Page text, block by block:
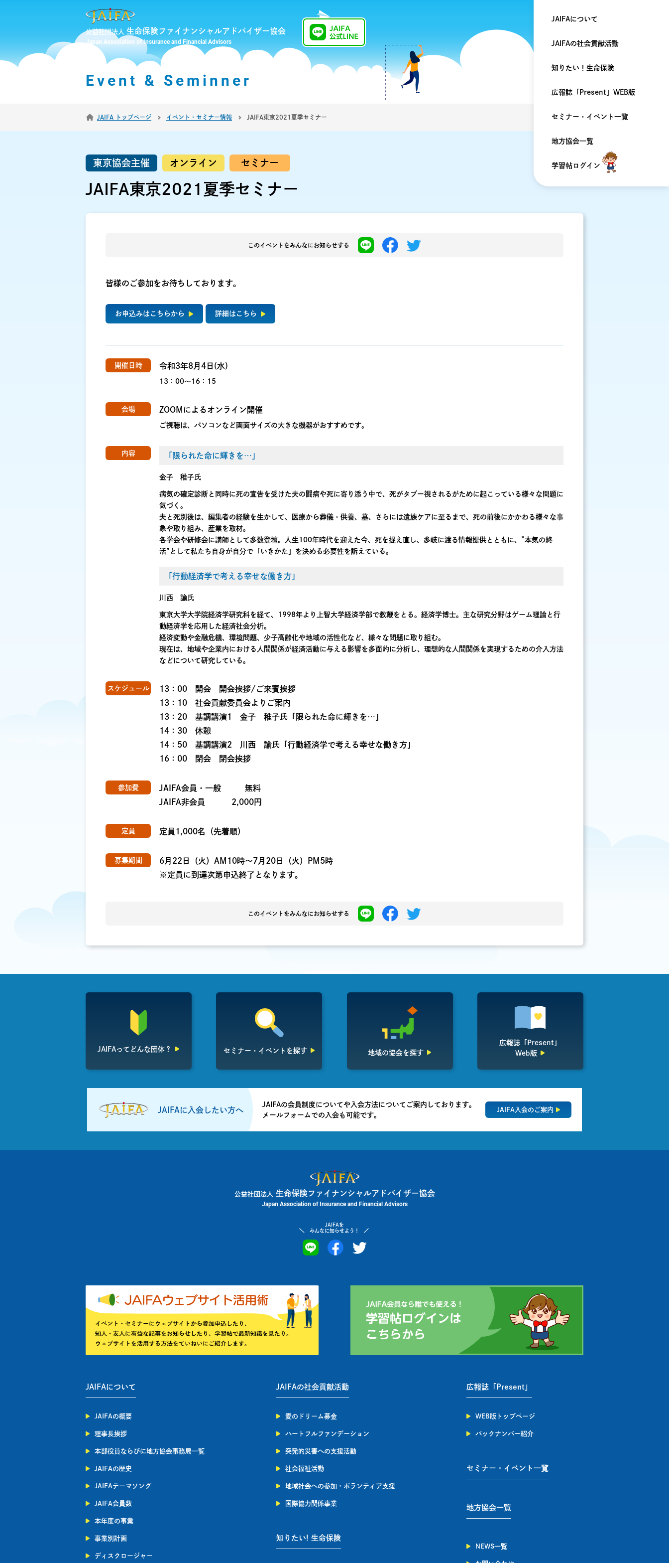
JAIFAについて
JAIFAの社会貢献活動
知りたい！ 生命保険
広報誌「Present」 WEB版
セミナー・ イベント一覧
地方協会一覧
学習帖ログイン
公益社団法人 生命保険ファイナンシャルアドバイザー協会
Japan Association of Insurance and Financial Advisors
Event & Seminner
JAIFA トップページ イベント・セミナー情報 JAIFA東京2021夏季セミナー
東京協会主催 オンライン セミナー
JAIFA東京2021夏季セミナー
このイベントをみんなにお知らせする
皆様のご参加をお待ちしております。
お申込みはこちらから 詳細はこちら
開催日時 令和3年8月4日(水)
13：00～16：15
会場 ZOOMによるオンライン開催
ご視聴は、パソコンなど画面サイズの大きな機器がおすすめです。
内容 「限られた命に輝きを…」
金子 稚子氏
病気の確定診断と同時に死の宣告を受けた夫の闘病や死に寄り添う中で、死がタブー視されるがために起こっている様々な問題に
気づく。
夫と死別後は、編集者の経験を生かして、医療から葬儀・供養、墓、さらには遺族ケアに至るまで、死の前後にかかわる様々な事
象や取り組み、産業を取材。
各学会や研修会に講師として多数登壇。人生100年時代を迎えた今、死を捉え直し、多岐に渡る情報提供とともに、”本気の終
活”として私たち自身が自分で「いきかた」を決める必要性を訴えている。
「行動経済学で考える幸せな働き方」
川西 諭氏
東京大学大学院経済学研究科を経て、1998年より上智大学経済学部で教鞭をとる。経済学博士。主な研究分野はゲーム理論と行
動経済学を応用した経済社会分析。
経済変動や金融危機、環境問題、少子高齢化や地域の活性化など、様々な問題に取り組む。
現在は、地域や企業内における人間関係が経済活動に与える影響を多面的に分析し、理想的な人間関係を実現するための介入方法
などについて研究している。
スケジュール
13：00 開会 開会挨拶/ご来賓挨拶
13：10 社会貢献委員会よりご案内
13：20 基調講演1 金子 稚子氏「限られた命に輝きを…」
14：30 休憩
14：50 基調講演2 川西 諭氏「行動経済学で考える幸せな働き方」
16：00 閉会 閉会挨拶
参加費
JAIFA会員・一般 無料
JAIFA非会員 2,000円
定員 定員1,000名（先着順）
募集期間
6月22日（火）AM10時～7月20日（火）PM5時
※定員に到達次第申込終了となります。
このイベントをみんなにお知らせする
JAIFAって どんな団体？ セミナー・イベント を探す 地域の協会を探す
広報誌「Present」
Web版
JAIFAに入会したい方へ
JAIFAの会員制度についてや入会方法についてご案内しております。
メールフォームでの入会も可能です。
JAIFA入会のご案内
公益社団法人
生命保険ファイナンシャルアドバイザー協会
Japan Association of Insurance and Financial Advisors
JAIFAを
みんなに知らせよう！
JAIFAについて
JAIFAの概要
理事長挨拶
本部役員ならびに地方協会事務局一覧
JAIFAの歴史
JAIFAテーマソング
JAIFA会員数
本年度の事業
事業別計画
ディスクロージャー
JAIFAの社会貢献活動
愛のドリーム募金
ハートフルファンデーション
突発的災害への支援活動
社会福祉活動
地域社会への参加・ボランティア支援
国際協力関係事業
知りたい! 生命保険
広報誌「Present」
WEB版トップページ
バックナンバー紹介
セミナー・イベント一覧
地方協会一覧
NEWS一覧